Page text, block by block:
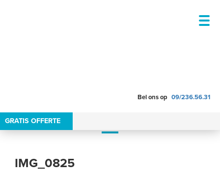
Bel ons op 09/236.56.31
GRATIS OFFERTE
IMG_0825